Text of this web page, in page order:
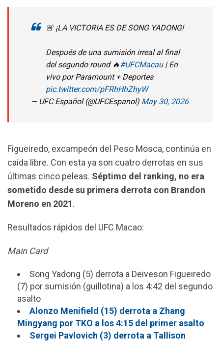
🚨 ¡LA VICTORIA ES DE SONG YADONG!
Después de una sumisión irreal al final
del segundo round 🔥#UFCMacau| En
vivo por Paramount + Deportes
pic.twitter.com/pFRhHhZhyW
— UFC Español (@UFCEspanol) May 30, 2026
Figueiredo, excampeón del Peso Mosca, continúa en
caída libre. Con esta ya son cuatro derrotas en sus
últimas cinco peleas. Séptimo del ranking, no era
sometido desde su primera derrota con Brandon
Moreno en 2021.
Resultados rápidos del UFC Macao:
Main Card
Song Yadong (5) derrota a Deiveson Figueiredo
(7) por sumisión (guillotina) a los 4:42 del segundo
asalto
Alonzo Menifield (15) derrota a Zhang
Mingyang por TKO a los 4:15 del primer asalto
Sergei Pavlovich (3) derrota a Tallison